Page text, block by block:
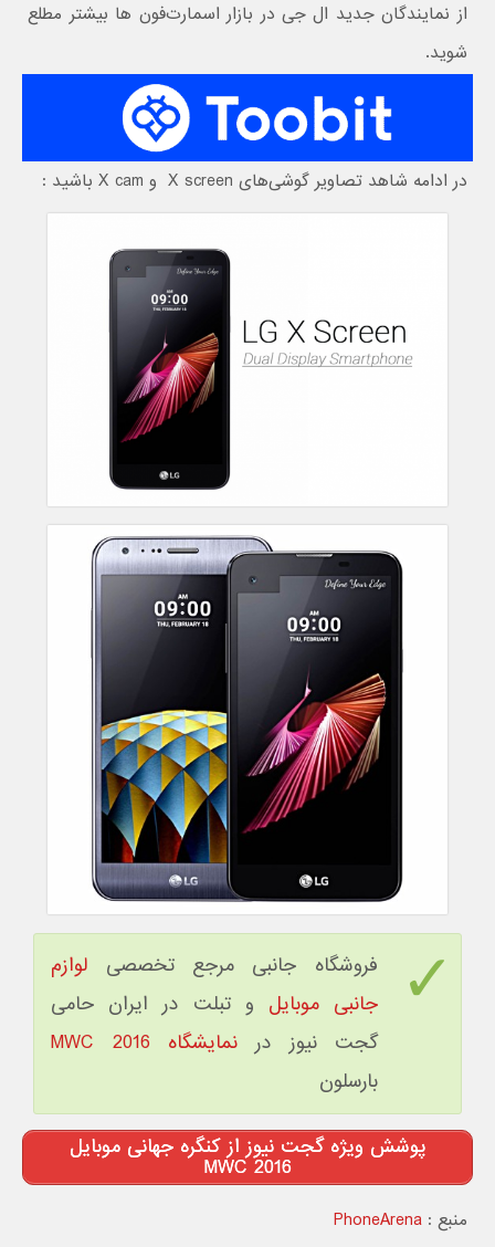
از نمایندگان جدید ال جی در بازار اسمارت‌فون ها بیشتر مطلع
شوید.
در ادامه شاهد تصاویر گوشی‌های X screen و X cam باشید :
فروشگاه جانبی مرجع تخصصی لوازم
جانبی موبایل و تبلت در ایران حامی
گجت نیوز درنمایشگاه MWC 2016
بارسلون
پوشش ویژه گجت نیوز از کنگره جهانی موبایل
MWC 2016
منبع :PhoneArena